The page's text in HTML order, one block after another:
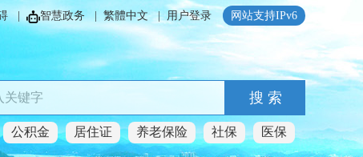
| 智慧政务| 繁體中文| 用户登录 网站支持IPv6
搜 索
公积金 居住证 养老保险 社保 医保